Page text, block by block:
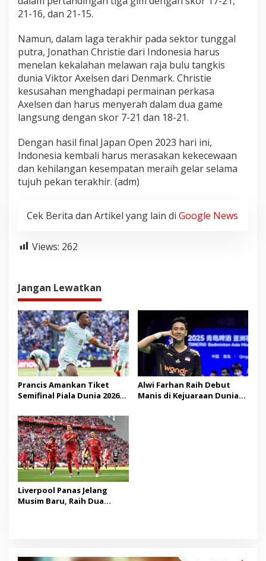
21-16, dan 21-15.
Namun, dalam laga terakhir pada sektor tunggal
putra, Jonathan Christie dari Indonesia harus
menelan kekalahan melawan raja bulu tangkis
dunia Viktor Axelsen dari Denmark. Christie
kesusahan menghadapi permainan perkasa
Axelsen dan harus menyerah dalam dua game
langsung dengan skor 7-21 dan 18-21.
Dengan hasil final Japan Open 2023 hari ini,
Indonesia kembali harus merasakan kekecewaan
dan kehilangan kesempatan meraih gelar selama
tujuh pekan terakhir. (adm)
Cek Berita dan Artikel yang lain di Google News
Views: 262
Jangan Lewatkan
Prancis Amankan Tiket
Semifinal Piala Dunia 2026
Alwi Farhan Raih Debut
Manis di Kejuaraan Dunia
Liverpool Panas Jelang
Musim Baru, Raih Dua